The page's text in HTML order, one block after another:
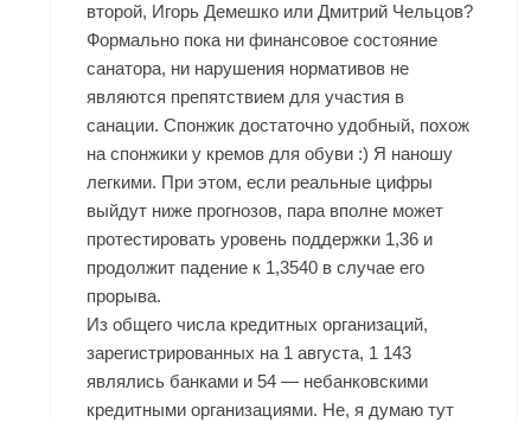
второй, Игорь Демешко или Дмитрий Чельцов?
Формально пока ни финансовое состояние
санатора, ни нарушения нормативов не
являются препятствием для участия в
санации. Спонжик достаточно удобный, похож
на спонжики у кремов для обуви :) Я наношу
легкими. При этом, если реальные цифры
выйдут ниже прогнозов, пара вполне может
протестировать уровень поддержки 1,36 и
продолжит падение к 1,3540 в случае его
прорыва.
Из общего числа кредитных организаций,
зарегистрированных на 1 августа, 1 143
являлись банками и 54 — небанковскими
кредитными организациями. Не, я думаю тут